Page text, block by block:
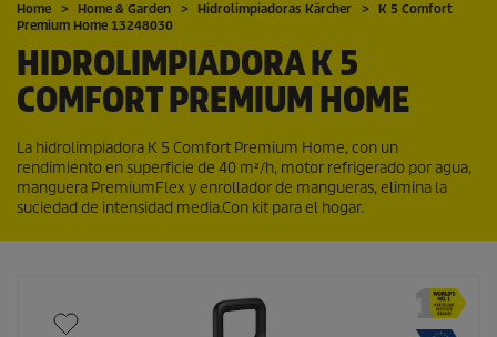
Home Home & Garden Hidrolimpiadoras Kärcher
K 5 Comfort
Premium Home 13248030
HIDROLIMPIADORA K 5
COMFORT PREMIUM HOME
La hidrolimpiadora K 5 Comfort Premium Home, con un
rendimiento en superficie de 40 m²/h, motor refrigerado por agua,
manguera PremiumFlex y enrollador de mangueras, elimina la
suciedad de intensidad media.Con kit para el hogar.